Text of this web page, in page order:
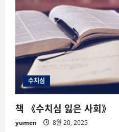
된
이
아
니
다
수치심
책 《수치심 잃은 사회》
yumen 8월 20, 2025